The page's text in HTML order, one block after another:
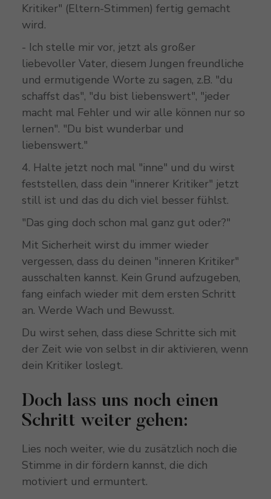
Kritiker" (Eltern-Stimmen) fertig gemacht
wird.
- Ich stelle mir vor, jetzt als großer
liebevoller Vater, diesem Jungen freundliche
und ermutigende Worte zu sagen, z.B. "du
schaffst das", "du bist liebenswert", "jeder
macht mal Fehler und wir alle können nur so
lernen". "Du bist wunderbar und
liebenswert."
4. Halte jetzt noch mal "inne" und du wirst
feststellen, dass dein "innerer Kritiker" jetzt
still ist und das du dich viel besser fühlst.
"Das ging doch schon mal ganz gut oder?"
Mit Sicherheit wirst du immer wieder
vergessen, dass du deinen "inneren Kritiker"
ausschalten kannst. Kein Grund aufzugeben,
fang einfach wieder mit dem ersten Schritt
an. Werde Wach und Bewusst.
Du wirst sehen, dass diese Schritte sich mit
der Zeit wie von selbst in dir aktivieren, wenn
dein Kritiker loslegt.
Doch lass uns noch einen
Schritt weiter gehen:
Lies noch weiter, wie du zusätzlich noch die
Stimme in dir fördern kannst, die dich
motiviert und ermuntert.